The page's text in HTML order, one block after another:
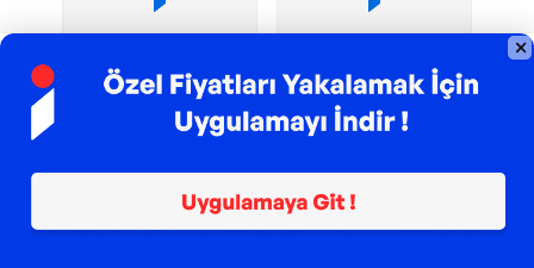
TROY ile 200 TL İndirim
Dış
Geçirmez Barınak
TROY ile 200 TL İndirim
Maskot